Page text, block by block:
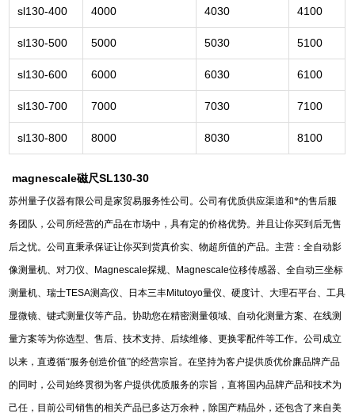
sl130-400 4000 4030 4100
sl130-500 5000 5030 5100
sl130-600 6000 6030 6100
sl130-700 7000 7030 7100
sl130-800 8000 8030 8100
magnescale磁尺SL130-30
苏州量子仪器有限公司是家贸易服务性公司。公司有优质供应渠道和*的售后服
务团队，公司所经营的产品在市场中，具有定的价格优势。并且让你买到后无售
后之忧。公司直秉承保证让你买到货真价实、物超所值的产品。主营：全自动影
像测量机、对刀仪、 Magnescale探规、 Magnescale位移传感器、全自动三坐标
测量机、瑞士TESA测高仪、日本三丰Mitutoyo量仪、硬度计、大理石平台、工具
显微镜、键式测量仪等产品。协助您在精密测量领域、自动化测量方案、在线测
量方案等为你选型、售后、技术支持、后续维修、更换零配件等工作。公司成立
以来，直遵循“服务创造价值”的经营宗旨。在坚持为客户提供质优价廉品牌产品
的同时，公司始终贯彻为客户提供优质服务的宗旨，直将国内品牌产品和技术为
己任，目前公司销售的相关产品已多达万余种，除国产精品外，还包含了来自美